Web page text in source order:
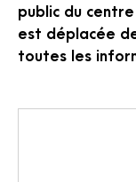
public du
est déplacée
toutes les